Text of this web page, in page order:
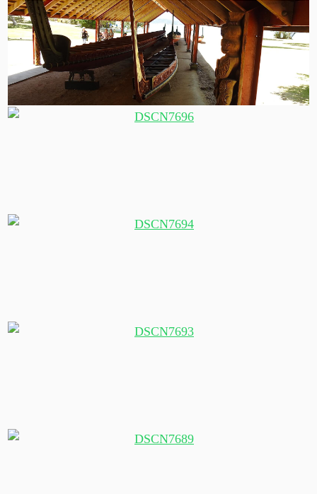
Kunstvolle Verzierungen an den Kriegskanus
Neben dem größten Kriegskanu gibt es inzwischen auch
Größtes Kriegskanu der Welt (35m lang, mind. 76
Maori-Krieger
Maori-Frau in klassischer Tracht